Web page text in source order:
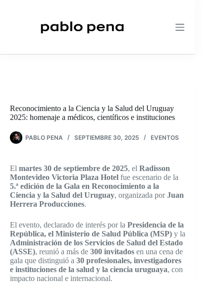
Reconocimiento a la Ciencia y la Salud del Uruguay
2025: homenaje a médicos, científicos e instituciones
PABLO PENA SEPTIEMBRE 30, 2025 EVENTOS
El martes 30 de septiembre de 2025, el Radisson
Montevideo Victoria Plaza Hotel fue escenario de la
5.ª edición de la Gala en Reconocimiento a la
Ciencia y la Salud del Uruguay, organizada porJuan
Herrera Producciones.
El evento, declarado de interés por la Presidencia de la
República, el Ministerio de Salud Pública (MSP) y la
Administración de los Servicios de Salud del Estado
(ASSE), reunió a más de 300 invitados en una cena de
gala que distinguió a 30 profesionales, investigadores
e instituciones de la salud y la ciencia uruguaya, con
impacto nacional e internacional.